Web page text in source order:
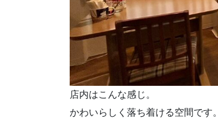
店内はこんな感じ。
かわいらしく落ち着ける空間です。